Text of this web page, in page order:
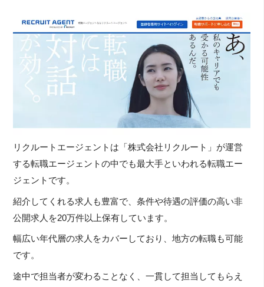
リクルートエージェントは「株式会社リクルート」が運営
する転職エージェントの中でも最大手といわれる転職エー
ジェントです。
紹介してくれる求人も豊富で、条件や待遇の評価の高い非
公開求人を20万件以上保有しています。
幅広い年代層の求人をカバーしており、地方の転職も可能
です。
途中で担当者が変わることなく、一貫して担当してもらえ